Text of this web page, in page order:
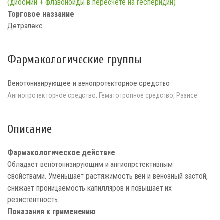
(диосмин + флавоноиды в пересчете на гесперидин)
Торговое название
Детралекс
Фармакологические группы
Венотонизирующее и венопротекторное средство
Ангиопротекторное средство, Гематотропное средство, Разное
Описание
Фармакологическое действие
Обладает венотонизирующим и ангиопротективным
свойствами. Уменьшает растяжимость вен и венозный застой,
снижает проницаемость капилляров и повышает их
резистентность.
Показания к применению